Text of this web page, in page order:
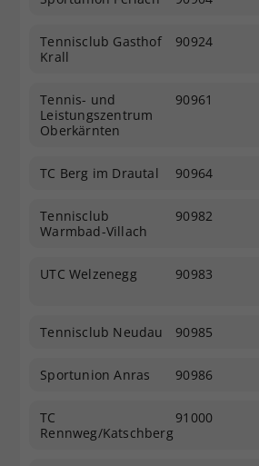
Tennisclub Gasthof
Krall
90924
Tennis- und
Leistungszentrum
Oberkärnten
90961
TC Berg im Drautal 90964
Tennisclub
Warmbad-Villach
90982
UTC Welzenegg 90983
Tennisclub Neudau 90985
Sportunion Anras 90986
TC
Rennweg/Katschberg
91000